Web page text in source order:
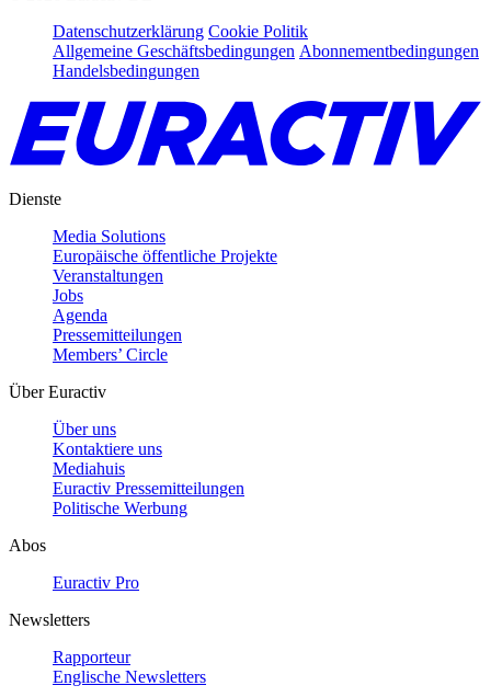
Datenschutzerklärung Cookie Politik
Allgemeine Geschäftsbedingungen Abonnementbedingungen
Handelsbedingungen
Dienste
Media Solutions
Europäische öffentliche Projekte
Veranstaltungen
Jobs
Agenda
Pressemitteilungen
Members’ Circle
Über Euractiv
Über uns
Kontaktiere uns
Mediahuis
Euractiv Pressemitteilungen
Politische Werbung
Abos
Euractiv Pro
Newsletters
Rapporteur
Englische Newsletters